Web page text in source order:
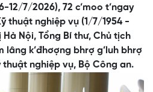
12/7/2026), 72 c’moo t’ngay
thuật nghiệp vụ (1/7/1954 -
Nội, Tổng Bí thư, Chủ tịch
lâng k’đhơợng bhrợ g’luh bhrợ
thuật nghiệp vụ, Bộ Công an.